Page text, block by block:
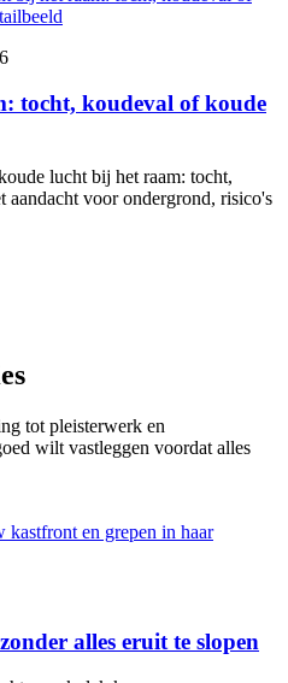
tocht, koudeval of koude
lucht bij het raam: tocht,
aandacht voor ondergrond, risico's
tot pleisterwerk en
wilt vastleggen voordat alles
alles eruit te slopen